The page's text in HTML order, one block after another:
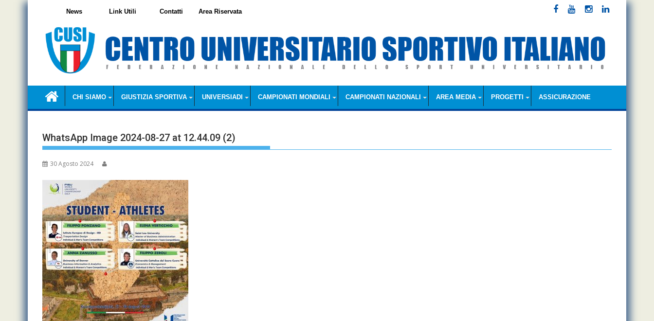
Skip
CHI SIAMO GIUSTIZIA SPORTIVA UNIVERSIADI CAMPIONATI MONDIALI CAMPIONATI NAZIONALI AREA MEDIA PROGETTI ASSICURAZIONE
News Link Utili Contatti Area Riservata
WhatsApp Image 2024-08-27 at 12.44.09 (2)
30 Agosto 2024